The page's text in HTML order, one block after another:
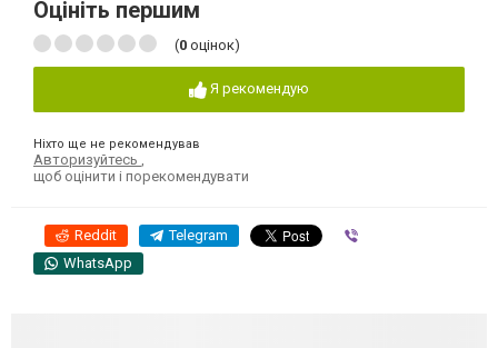
Оцініть першим
(0 оцінок)
Я рекомендую
Ніхто ще не рекомендував
Авторизуйтесь
щоб оцінити і порекомендувати
Reddit Telegram
WhatsApp